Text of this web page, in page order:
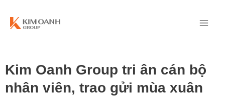
Kim Oanh Group tri ân cán bộ
nhân viên, trao gửi mùa xuân